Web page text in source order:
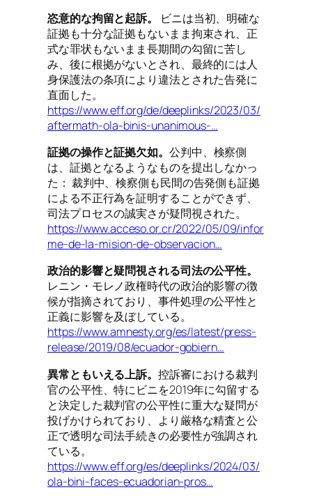
恣意的な拘留と起訴。
ビニは当初、明確な
証拠も十分な証拠もないまま拘束され、正
式な罪状もないまま長期間の勾留に苦し
み、後に根拠がないとされ、最終的には人
身保護法の条項により違法とされた告発に
直面した。
https://www.eff.org/de/deeplinks/2023/03/
aftermath-ola-binis-unanimous-…
証拠の操作と証拠欠如。 公判中、検察側
は、証拠となるようなものを提出しなかっ
た： 裁判中、検察側も民間の告発側も証拠
による不正行為を証明することができず、
司法プロセスの誠実さが疑問視された。
https://www.acceso.or.cr/2022/05/09/infor
me-de-la-mision-de-observacion…
政治的影響と疑問視される司法の公平性。
レニン・モレノ政権時代の政治的影響の徴
候が指摘されており、事件処理の公平性と
正義に影響を及ぼしている。
https://www.amnesty.org/es/latest/press-
release/2019/08/ecuador-gobiern…
異常ともいえる上訴。 控訴審における裁判
官の公平性、特にビニを2019年に勾留する
と決定した裁判官の公平性に重大な疑問が
投げかけられており、より厳格な精査と公
正で透明な司法手続きの必要性が強調され
ている。
https://www.eff.org/es/deeplinks/2024/03/
ola-bini-faces-ecuadorian-pros…